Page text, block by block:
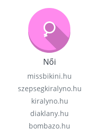
Női
missbikini.hu
szepsegkiralyno.hu
kiralyno.hu
diaklany.hu
bombazo.hu